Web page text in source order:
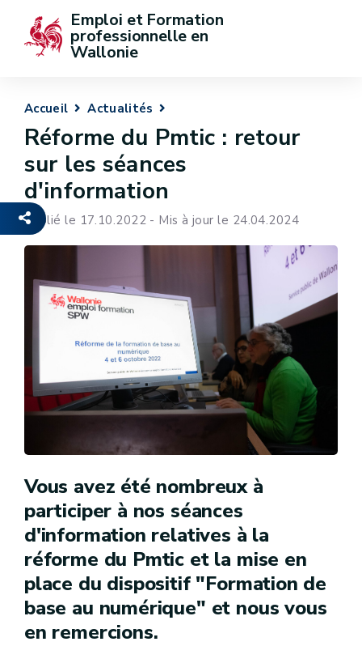
Emploi et Formation
professionnelle en
Wallonie
Accueil Actualités
Réforme du Pmtic : retour
sur les séances
d'information
Publié le 17.10.2022 - Mis à jour le 24.04.2024
Vous avez été nombreux à
participer à nos séances
d'information relatives à la
réforme du Pmtic et la mise en
place du dispositif "Formation de
base au numérique" et nous vous
en remercions.